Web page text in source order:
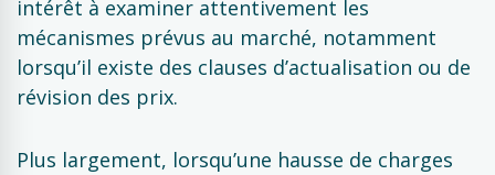
intérêt à examiner attentivement les
mécanismes prévus au marché, notamment
lorsqu’il existe des clauses d’actualisation ou de
révision des prix.
Plus largement, lorsqu’une hausse de charges